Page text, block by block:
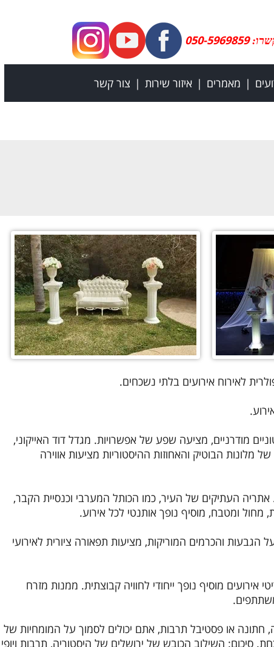
050-5969859
מאמרים איזור שירות צור קשר
לאירוח אירועים בלתי נשכחים.
מודרניים, מציעה שפע של אפשרויות. מגדל דוד האייקוני,
מלונות הבוטיק והאחוזות ההיסטוריות מציעות אווירה
אתריה העתיקים של העיר, כמו הכותל המערבי וכנסיית הקבר,
מחול ומטבח, מוסיף נופך אותנטי לכל אירוע.
הגבעות והכרמים המוריקות, מציעות תפאורה ציורית לאירועי
מוסיף נופך ייחודי לחוויה קבוצתית. ממנות מזרח
חתונה או פסטיבל תרבות, אתם יכולים לסמוך על המומחיות של
סיכום: השילוב הכובש של ירושלים של היסטוריה, תרבות ויופי